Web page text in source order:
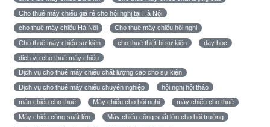
Cho thuê máy chiếu giá rẻ cho hội nghị tại Hà Nội
cho thuê máy chiếu Hà Nội Cho thuê máy chiếu hội nghị
Cho thuê máy chiếu sự kiện cho thuê thiết bị sự kiện dạy học
dịch vụ cho thuê máy chiếu
Dịch vụ cho thuê máy chiếu chất lượng cao cho sự kiện
Dịch vụ cho thuê máy chiếu chuyên nghiệp hội nghị hội thảo
màn chiếu cho thuê Máy chiếu cho hội nghị máy chiếu cho thuê
Máy chiếu công suất lớn Máy chiếu công suất lớn cho hội trường